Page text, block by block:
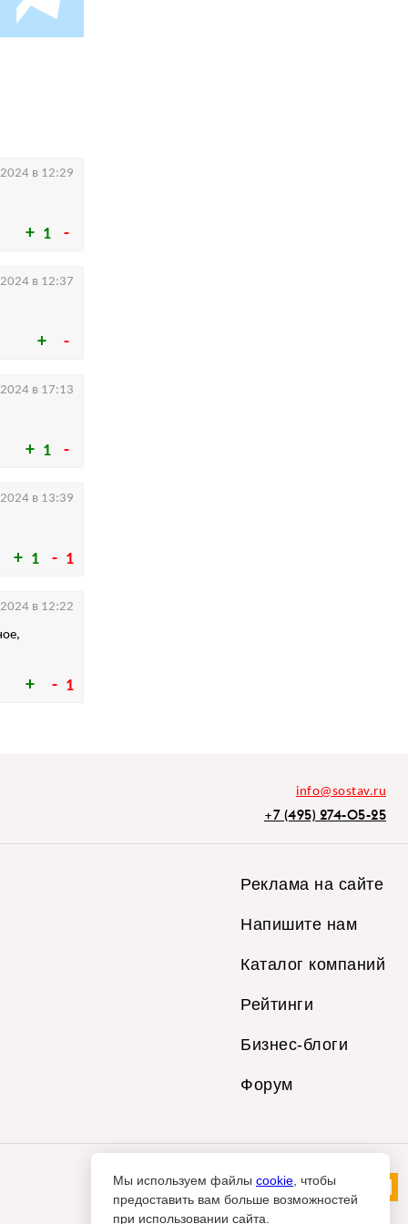
1
в 12:29
в 12:37
1
в 17:13
1 1
в 13:39
1
в 12:22
info@sostav.ru
+7 (495) 274-05-25
Реклама на сайте
Напишите нам
Каталог компаний
Рейтинги
Бизнес-блоги
Форум
Мы используем файлы cookie , чтобы
предоставить вам больше возможностей
при использовании сайта.